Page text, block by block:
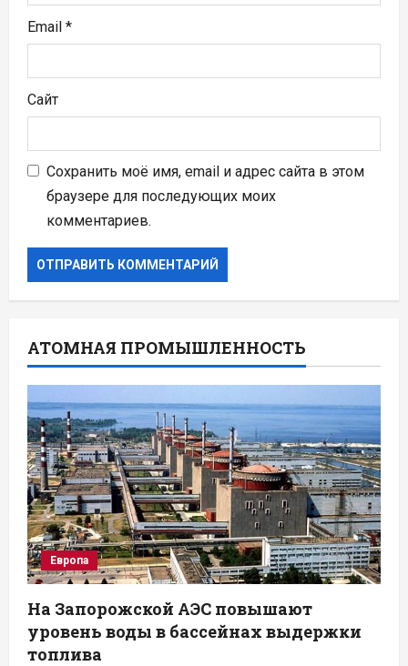
Email *
Сайт
Сохранить моё имя, email и адрес сайта в этом
браузере для последующих моих
комментариев.
АТОМНАЯ ПРОМЫШЛЕННОСТЬ
Европа
На Запорожской АЭС повышают
уровень воды в бассейнах выдержки
топлива